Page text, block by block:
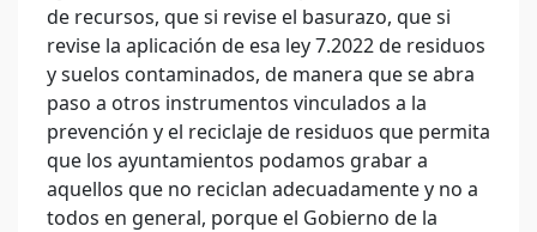
de recursos, que si revise el basurazo, que si
revise la aplicación de esa ley 7.2022 de residuos
y suelos contaminados, de manera que se abra
paso a otros instrumentos vinculados a la
prevención y el reciclaje de residuos que permita
que los ayuntamientos podamos grabar a
aquellos que no reciclan adecuadamente y no a
todos en general, porque el Gobierno de la